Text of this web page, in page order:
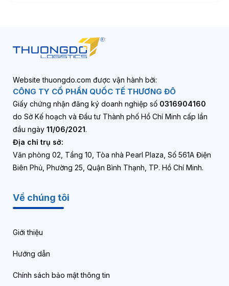
Website thuongdo.com được vận hành bởi:
CÔNG TY CỔ PHẦN QUỐC TẾ THƯƠNG ĐÔ
Giấy chứng nhận đăng ký doanh nghiệp số 0316904160
do Sở Kế hoạch và Đầu tư Thành phố Hồ Chí Minh cấp lần
đầu ngày 11/06/2021.
Địa chỉ trụ sở:
Văn phòng 02, Tầng 10, Tòa nhà Pearl Plaza, Số 561A Điện
Biên Phủ, Phường 25, Quận Bình Thạnh, TP. Hồ Chí Minh.
Về chúng tôi
Giới thiệu
Hướng dẫn
Chính sách bảo mật thông tin